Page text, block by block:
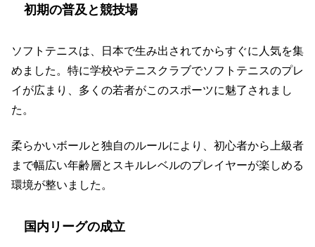
初期の普及と競技場
ソフトテニスは、日本で生み出されてからすぐに人気を集
めました。特に学校やテニスクラブでソフトテニスのプレ
イが広まり、多くの若者がこのスポーツに魅了されまし
た。
柔らかいボールと独自のルールにより、初心者から上級者
まで幅広い年齢層とスキルレベルのプレイヤーが楽しめる
環境が整いました。
国内リーグの成立